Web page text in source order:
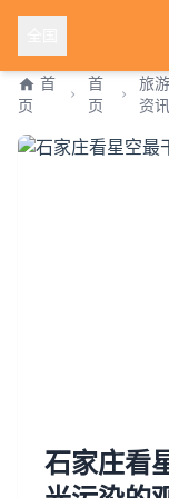
首
页
首
页
旅游
资讯
石家庄看